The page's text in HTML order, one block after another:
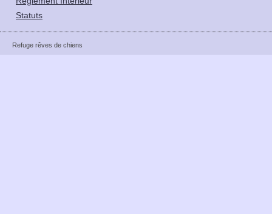
Statuts
Refuge rêves de chiens